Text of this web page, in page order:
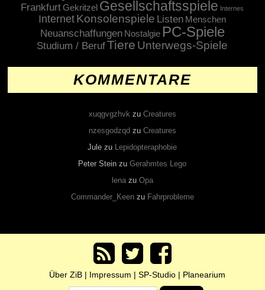
Frankfurt Gekritzel Gesellschaftsspiele Internes
Internet Konsolenspiele Listen Menschen
Neuanschaffungen Nostalgie PC-Spiele
Studium / BerufTiere Unterwegs-Spiele
KOMMENTARE
xuqgvgzhvk zu Creatures
nzesgodzqd zu Creatures
Jule zu Lepidopteraphobie
Peter Stein zuGerahmtes Lego
lenazu Opa
Commander_Keenzu Fahrprobleme
Über ZiB | Impressum | SP-Studio | Planearium